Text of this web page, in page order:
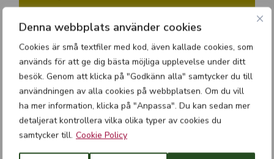
Denna webbplats använder cookies
Cookies är små textfiler med kod, även kallade cookies, som
används för att ge dig bästa möjliga upplevelse under ditt
besök. Genom att klicka på "Godkänn alla" samtycker du till
användningen av alla cookies på webbplatsen. Om du vill
ha mer information, klicka på "Anpassa". Du kan sedan mer
detaljerat kontrollera vilka olika typer av cookies du
samtycker till. Cookie Policy
LÄS MER